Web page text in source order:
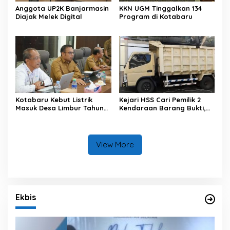
Anggota UP2K Banjarmasin
Diajak Melek Digital
KKN UGM Tinggalkan 134
Program di Kotabaru
Kotabaru Kebut Listrik
Masuk Desa Limbur Tahun
Kejari HSS Cari Pemilik 2
Kendaraan Barang Bukti,
View More
Ekbis